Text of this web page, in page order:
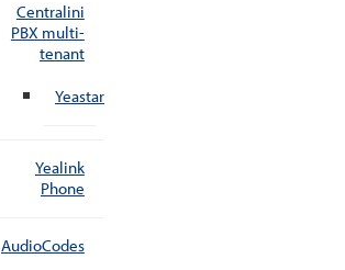
Centralini
PBX multi-
tenant
Yeastar
Yealink
Phone
AudioCodes